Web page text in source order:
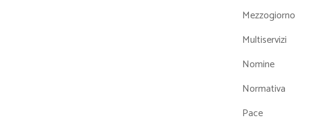
Mezzogiorno
Multiservizi
Nomine
Normativa
Pace